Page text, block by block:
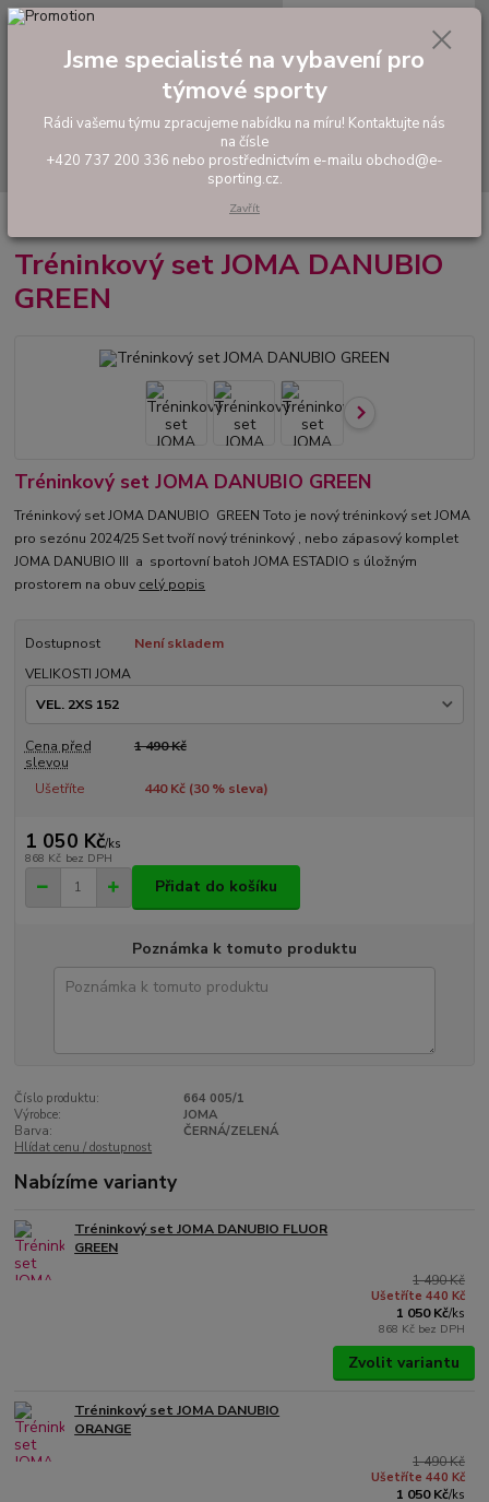
Hledat
tel: +420 737 200 336
0,00 Kč
Tréninkový set JOMA DANUBIO GREEN
Tréninkový set JOMA DANUBIO
GREEN
Tréninkový set JOMA DANUBIO GREEN
Tréninkový set JOMA DANUBIO GREEN Toto je nový tréninkový set JOMA
pro sezónu 2024/25 Set tvoří nový tréninkový , nebo zápasový komplet
JOMA DANUBIO III a sportovní batoh JOMA ESTADIO s úložným
prostorem na obuv celý popis
Dostupnost
Není skladem
VELIKOSTI JOMA
Cena před
slevou
1 490 Kč
Ušetříte 440 Kč (30% sleva)
1 050 Kč/ks
868 Kč bez DPH
Přidat do košíku
Poznámka k tomuto produktu
Číslo produktu:
664 005/1
Výrobce:
JOMA
Barva:
ČERNÁ/ZELENÁ
Hlídat cenu / dostupnost
Nabízíme varianty
Tréninkový set JOMA DANUBIO FLUOR
GREEN
1 490 Kč
Ušetříte 440 Kč
1 050 Kč/ks
868 Kč bez DPH
Zvolit variantu
Tréninkový set JOMA DANUBIO
ORANGE
1 490 Kč
Ušetříte 440 Kč
1 050 Kč/ks
Jsme specialisté na vybavení pro
týmové sporty
Rádi vašemu týmu zpracujeme nabídku na míru! Kontaktujte nás
na čísle
+420 737 200 336 nebo prostřednictvím e-mailu obchod@e-
sporting.cz.
Zavřít